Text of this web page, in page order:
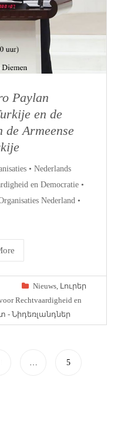
Paylan
en de
de Armeense
• Nederlands
en Democratie •
Nederland •
Nieuws, Լուրեր
Rechtvaardigheid en
- Նիդեռլանդներ
… 5